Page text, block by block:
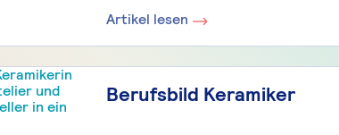
Artikel lesen
Berufsbild Keramiker